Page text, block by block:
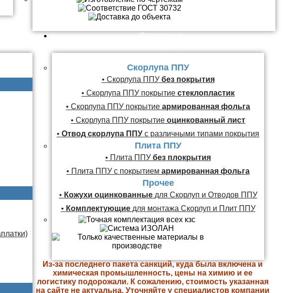
Скорлупы и
Скорлупа ППУ
• Скорлупа ППУбез покрытия
• Скорлупа ППУ покрытие стеклопластик
• Скорлупа ППУ покрытие армированная фольга
• Скорлупа ППУ покрытие оцинкованный лист
• Отвод скорлупа ППУ с различными типами покрытия
Плита ППУ
• Плита ППУ без плокрытия
• Плита ППУ с покрытием армированная фольга
Прочее
• Кожухи оцинкованные для Скорлуп и Отводов ППУ
• Комплектующие для монтажа Скорлуп и Плит ППУ
Из-за последнего пакета санкций, куда была включена и
химическая промышленность, цены на химию и ее
логистику подорожали. К сожалению, стоимость указанная
на сайте не актуальна. Уточняйте у специалистов компании